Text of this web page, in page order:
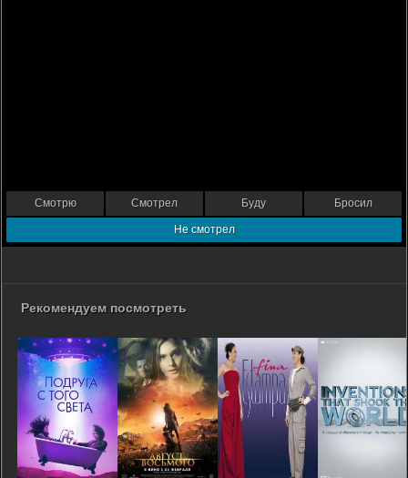
Смотрю Смотрел Буду Бросил
Не смотрел
Рекомендуем посмотреть